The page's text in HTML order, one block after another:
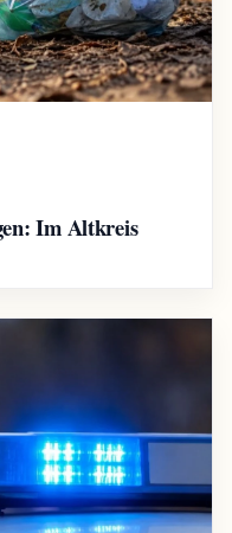
Im Altkreis